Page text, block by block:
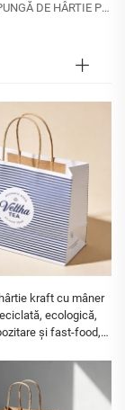
DE HÂRTIE PENTRU ALIMENTE
kraft cu mâner
ecologică,
și fast-food,